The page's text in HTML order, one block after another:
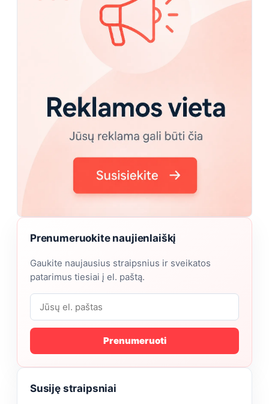
Prenumeruokite naujienlaiškį
Gaukite naujausius straipsnius ir sveikatos
patarimus tiesiai į el. paštą.
Prenumeruoti
Susiję straipsniai